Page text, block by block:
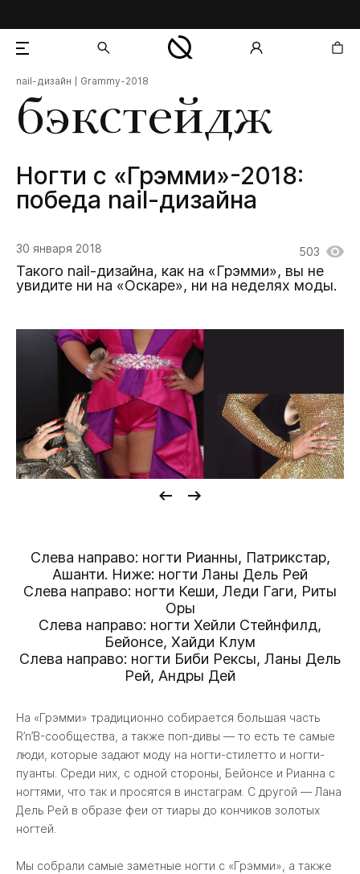
добавлен в корзину
бэкстейдж
Ногти с «Грэмми»-2018:
победа nail-дизайна
nail-дизайн Grammy-2018
30 января 2018 503
Такого nail-дизайна, как на «Грэмми», вы не
увидите ни на «Оскаре», ни на неделях моды.
Слева направо: ногти Рианны, Патрикстар,
Ашанти. Ниже: ногти Ланы Дель Рей
Слева направо: ногти Кеши, Леди Гаги, Риты
Оры
Слева направо: ногти Хейли Стейнфилд,
Бейонсе, Хайди Клум
Слева направо: ногти Биби Рексы, Ланы Дель
Рей, Андры Дей
На «Грэмми» традиционно собирается большая часть
R’n’B-сообщества, а также поп-дивы — то есть те самые
люди, которые задают моду на ногти-стилетто и ногти-
пуанты. Среди них, с одной стороны, Бейонсе и Рианна с
ногтями, что так и просятся в инстаграм. С другой — Лана
Дель Рей в образе феи от тиары до кончиков золотых
ногтей.
Мы собрали самые заметные ногти с «Грэмми», а также